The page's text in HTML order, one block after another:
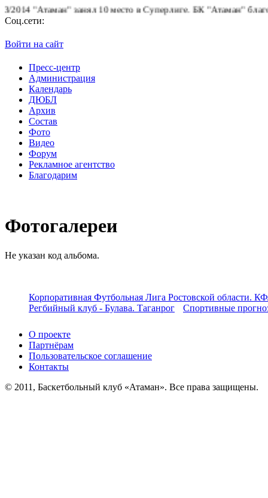
"Атаман" занял 10 место в Суперлиге.БК "Атаман"
Соц.сети:
Войти на сайт
Пресс-центр
Администрация
Календарь
ДЮБЛ
Архив
Состав
Фото
Видео
Форум
Рекламное агентство
Благодарим
Фотогалереи
Не указан код альбома.
Корпоративная Футбольная Лига Ростовской области.
Регбийный клуб - Булава. Таганрог
Спортивные
О проекте
Партнёрам
Пользовательское соглашение
Контакты
© 2011, Баскетбольный клуб «Атаман». Все права защищены.